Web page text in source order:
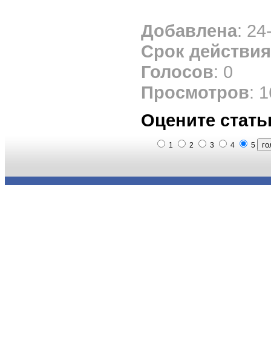
Добавлена:
Срок действия
Голосов: 0
Просмотров:
Оцените
1 2 3 4 5